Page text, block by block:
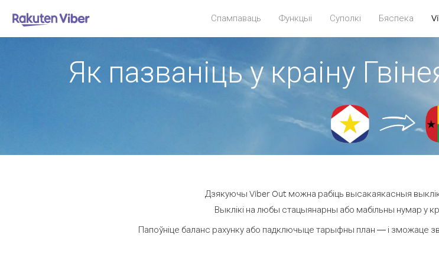
Спампаваць Функцыі Суполкі Бяспека
Як пазваніць у краіну
Дзякуючы Viber Out можна рабіць высакаякасныя выклікі
Выклікі на любы стацыянарны або мабільны нумар у
Папоўніце баланс рахунку або падключыце тарыфны план — і зможаце